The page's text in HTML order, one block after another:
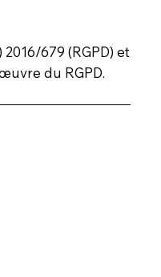
679 (RGPD) et
du RGPD.